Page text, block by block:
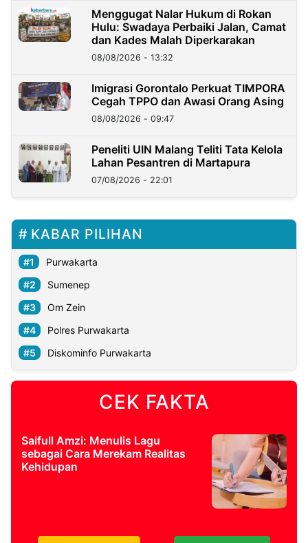
Menggugat Nalar Hukum di Rokan
Hulu: Swadaya Perbaiki Jalan, Camat
dan Kades Malah Diperkarakan
08/08/2026 - 13:32
Imigrasi Gorontalo Perkuat TIMPORA
Cegah TPPO dan Awasi Orang Asing
08/08/2026 - 09:47
Peneliti UIN Malang Teliti Tata Kelola
Lahan Pesantren di Martapura
07/08/2026 - 22:01
KABAR PILIHAN
Purwakarta
Sumenep
Om Zein
Polres Purwakarta
Diskominfo Purwakarta
CEK FAKTA
Saifull Amzi: Menulis Lagu
sebagai Cara Merekam Realitas
Kehidupan